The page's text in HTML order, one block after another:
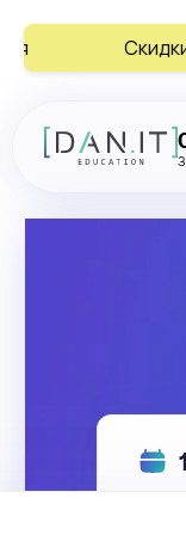
Скидки до 10